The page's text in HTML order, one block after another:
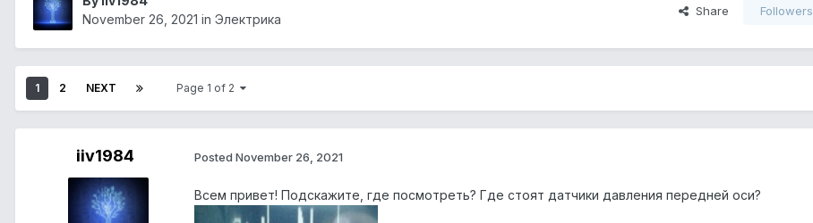
November 26, 2021 in Электрика
Share Followers
1 2 NEXT Page 1 of 2
iiv1984 Posted November 26, 2021
Всем привет! Подскажите, где посмотреть? Где стоят датчики давления передней оси?